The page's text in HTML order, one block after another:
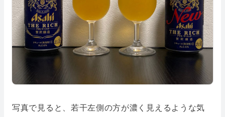
写真で見ると、若干左側の方が濃く見えるような気